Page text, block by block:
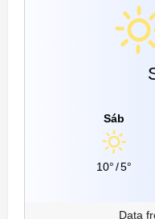
Sáb
10°/5°
Data